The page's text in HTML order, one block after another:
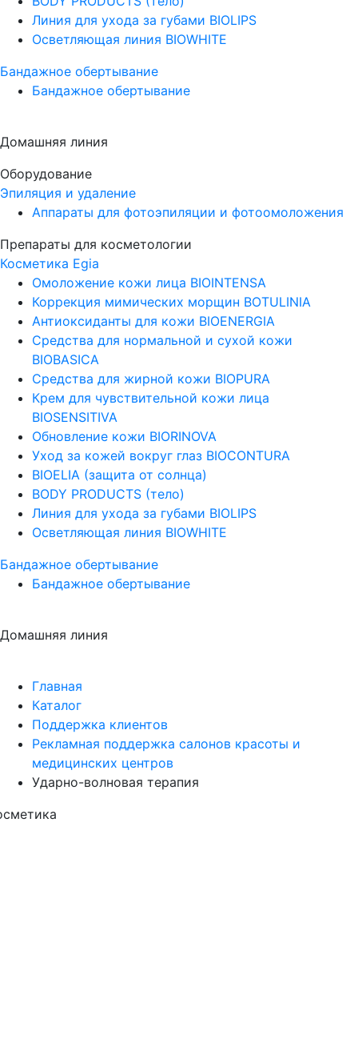
Линия для ухода за губами BIOLIPS
Осветляющая линия BIOWHITE
Бандажное обертывание
Бандажное обертывание
Домашняя линия
Оборудование
Эпиляция и удаление
Аппараты для фотоэпиляции и фотоомоложения
Препараты для косметологии
Косметика Egia
Омоложение кожи лица BIOINTENSA
Коррекция мимических морщин BOTULINIA
Антиоксиданты для кожи BIOENERGIA
Средства для нормальной и сухой кожи
BIOBASICA
Средства для жирной кожи BIOPURA
Крем для чувствительной кожи лица
BIOSENSITIVA
Обновление кожи BIORINOVA
Уход за кожей вокруг глаз BIOCONTURA
BIOELIA (защита от солнца)
BODY PRODUCTS (тело)
Линия для ухода за губами BIOLIPS
Осветляющая линия BIOWHITE
Бандажное обертывание
Бандажное обертывание
Домашняя линия
Главная
Каталог
Поддержка клиентов
Рекламная поддержка салонов красоты и
медицинских центров
Ударно-волновая терапия